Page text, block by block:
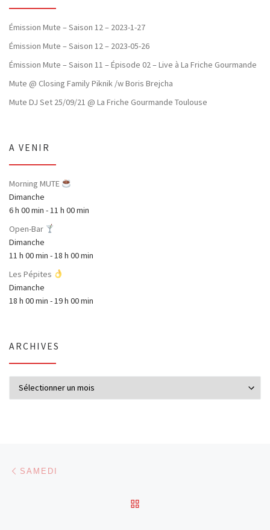
Émission Mute – Saison 12 – 2023-1-27
Émission Mute – Saison 12 – 2023-05-26
Émission Mute – Saison 11 – Épisode 02 – Live à La Friche Gourmande
Mute @ Closing Family Piknik /w Boris Brejcha
Mute DJ Set 25/09/21 @ La Friche Gourmande Toulouse
A VENIR
Morning MUTE
Dimanche
6 h 00 min -11 h 00 min
Open-Bar
Dimanche
11 h 00 min -18 h 00 min
Les Pépites
Dimanche
18 h 00 min -19 h 00 min
ARCHIVES
Parcourir les articles
SAMEDI